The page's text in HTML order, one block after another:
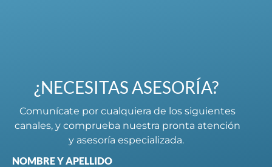
¿NECESITAS ASESORÍA?
Comunícate por cualquiera de los siguientes
canales, y comprueba nuestra pronta atención
y asesoría especializada.
NOMBRE Y APELLIDO